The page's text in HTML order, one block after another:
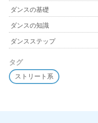
ダンスの基礎
ダンスの知識
ダンスステップ
タグ
ストリート系